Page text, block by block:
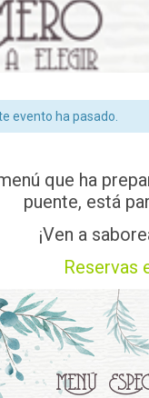
evento ha pasado.
que ha
puente, está
¡Ven a
Reservas